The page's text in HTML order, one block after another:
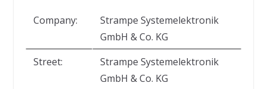
Company:
Strampe Systemelektronik
GmbH & Co. KG
Street:
Strampe Systemelektronik
GmbH & Co. KG